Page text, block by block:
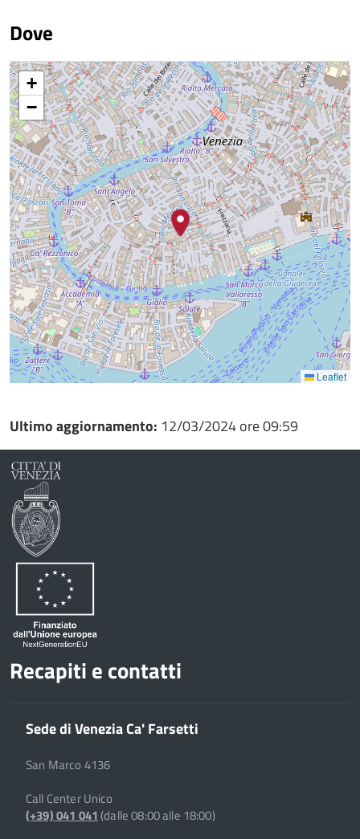
Dove
+
−
Leaflet
Ultimo aggiornamento: 12/03/2024 ore 09:59
Recapiti e contatti
Sede di Venezia Ca' Farsetti
San Marco 4136
Call Center Unico
(+39) 041 041(dalle 08:00 alle 18:00)